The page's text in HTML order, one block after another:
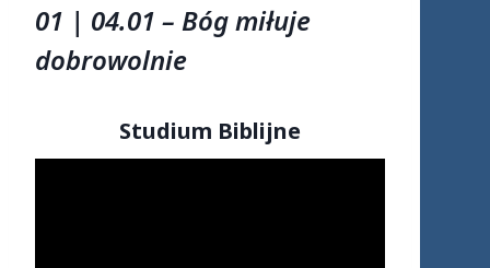
01 | 04.01 – Bóg miłuje
dobrowolnie
Studium Biblijne